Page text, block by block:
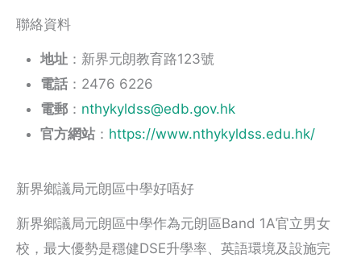
聯絡資料
地址 ：新界元朗教育路123號
電話 ：2476 6226
電郵 ： nthykyldss@edb.gov.hk
官方網站 ： https://www.nthykyldss.edu.hk/
新界鄉議局元朗區中學好唔好
新界鄉議局元朗區中學作為元朗區Band 1A官立男女
校，最大優勢是穩健DSE升學率、英語環境及設施完